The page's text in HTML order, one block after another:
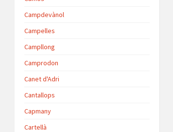
Campdevànol
Campelles
Campllong
Camprodon
Canet d'Adri
Cantallops
Capmany
Cartellà